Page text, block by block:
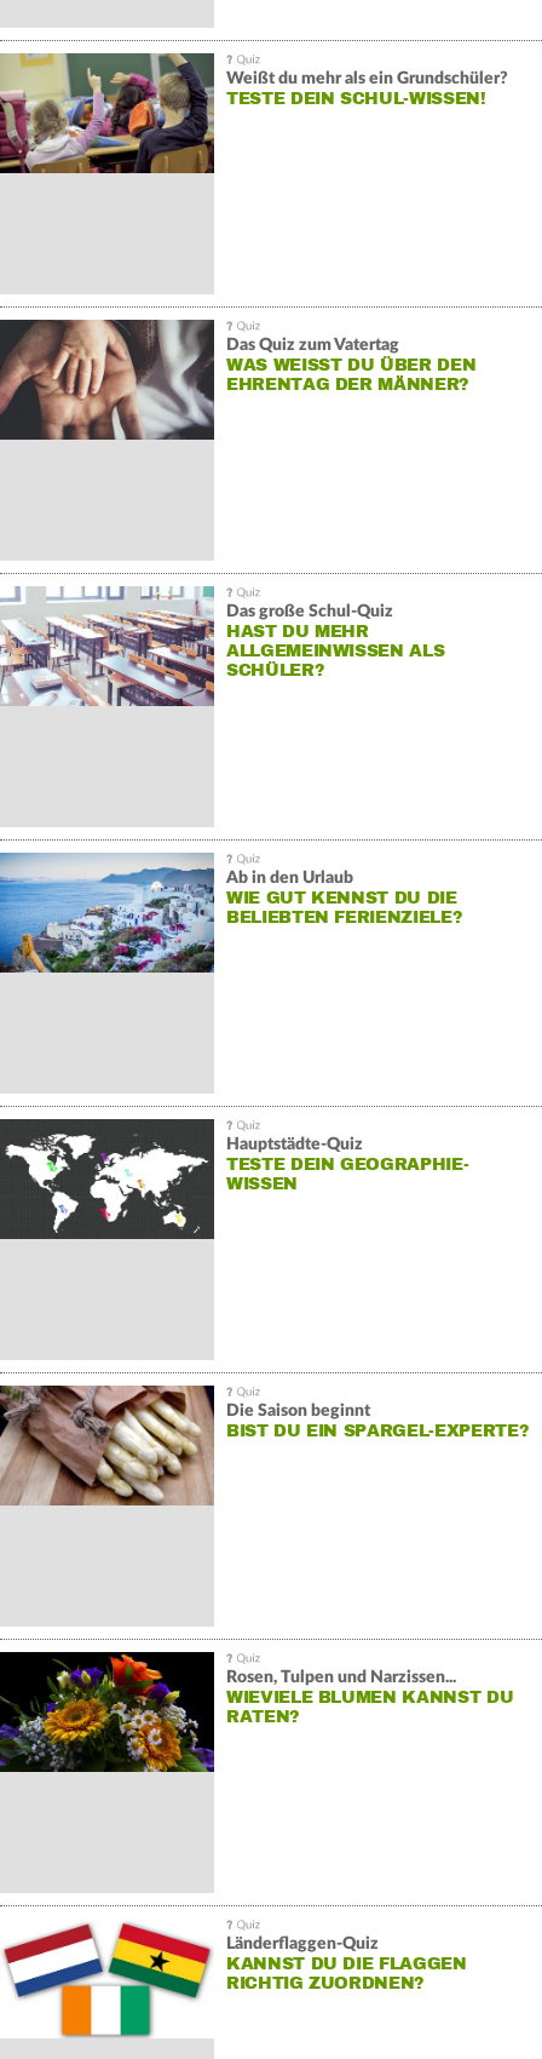
Weißt du mehr als ein Grundschüler?
TESTE DEIN SCHUL-WISSEN!
Das Quiz zum Vatertag
WAS WEISST DU ÜBER DEN E
HRENTAG DER MÄNNER?
Das große Schul-Quiz
HAST DU MEHR
ALLGEMEINWISSEN ALS
SCHÜLER?
Ab in den Urlaub
WIE GUT KENNST DU DIE
BELIEBTEN FERIENZIELE?
Hauptstädte-Quiz
TESTE DEIN GEOGRAPHIE-
WISSEN
Die Saison beginnt
BIST DU EIN SPARGEL-EXPERTE?
Rosen, Tulpen und Narzissen...
WIEVIELE BLUMEN KANNST DU
RATEN?
Länderflaggen-Quiz
KANNST DU DIE FLAGGEN
RICHTIG ZUORDNEN?